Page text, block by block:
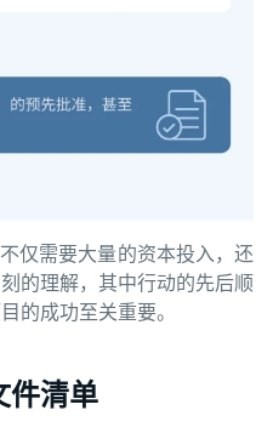
仅需要大量的资本投入，还
的理解，其中行动的先后顺
的成功至关重要。
件清单